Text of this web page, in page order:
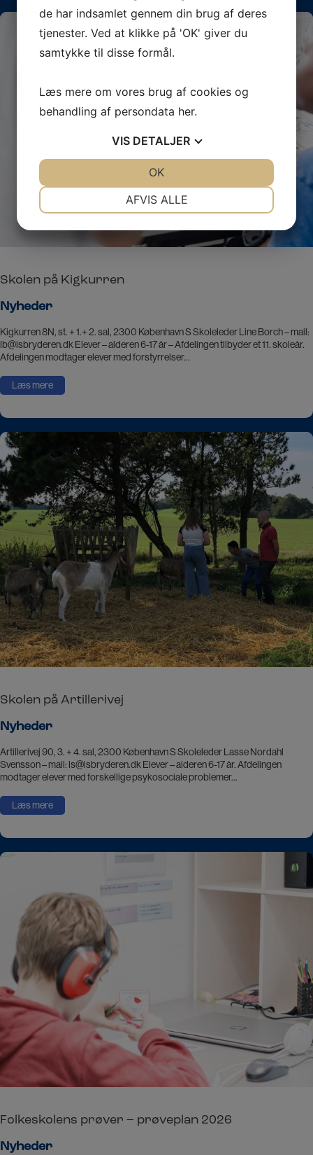
Skolen på Kigkurren
Nyheder
Kigkurren 8N, st. + 1.+ 2. sal, 2300 København S Skoleleder Line Borch – mail:
lb@isbryderen.dk Elever – alderen 6-17 år – Afdelingen tilbyder et 11. skoleår.
Afdelingen modtager elever med forstyrrelser…
Læs mere
Skolen på Artillerivej
Nyheder
Artillerivej 90, 3. + 4. sal, 2300 København S Skoleleder Lasse Nordahl
Svensson – mail: ls@isbryderen.dk Elever – alderen 6-17 år. Afdelingen
modtager elever med forskellige psykosociale problemer…
Læs mere
Folkeskolens prøver – prøveplan 2026
Nyheder
de har indsamlet gennem din brug af deres
tjenester. Ved at klikke på 'OK' giver du
samtykke til disse formål.
Læs mere om vores brug af cookies og
behandling af persondata her.
VIS DETALJER
MARKETING STATISTIK
AFVIS ALLE
OK